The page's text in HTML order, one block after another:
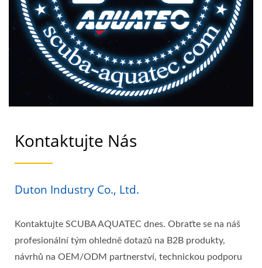
Kontaktujte Nás
Duton Industry Co., Ltd.
Kontaktujte SCUBA AQUATEC dnes. Obraťte se na náš
profesionální tým ohledně dotazů na B2B produkty,
návrhů na OEM/ODM partnerství, technickou podporu